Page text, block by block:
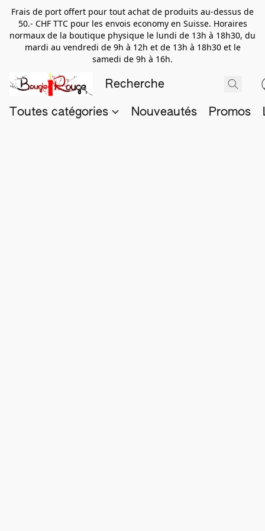
Frais de port offert pour tout achat de produits au-dessus de
50.- CHF TTC pour les envois economy en Suisse. Horaires
normaux de la boutique physique le lundi de 13h à 18h30, du
mardi au vendredi de 9h à 12h et de 13h à 18h30 et le
samedi de 9h à 16h.
Toutes catégories Nouveautés Promos